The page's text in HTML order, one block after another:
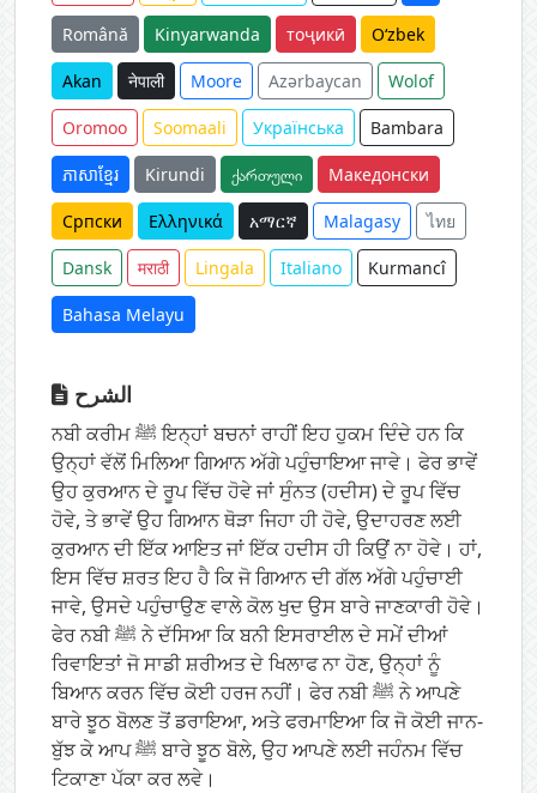
Română Kinyarwanda тоҷикӣ O‘zbek
Akan नेपाली Moore Azərbaycan Wolof
Oromoo Soomaali Українська Bambara
ភាសាខ្មែរ Kirundi ქართული Македонски
Српски Ελληνικά አማርኛ Malagasy ไทย
Dansk मराठी Lingala Italiano Kurmancî
Bahasa Melayu
الشرح
ਨਬੀ ਕਰੀਮ ﷺ ਇਨ੍ਹਾਂ ਬਚਨਾਂ ਰਾਹੀਂ ਇਹ ਹੁਕਮ ਦਿੰਦੇ ਹਨ ਕਿ
ਉਨ੍ਹਾਂ ਵੱਲੋਂ ਮਿਲਿਆ ਗਿਆਨ ਅੱਗੇ ਪਹੁੰਚਾਇਆ ਜਾਵੇ। ਫੇਰ ਭਾਵੇਂ
ਉਹ ਕੁਰਆਨ ਦੇ ਰੂਪ ਵਿੱਚ ਹੋਵੇ ਜਾਂ ਸੁੰਨਤ (ਹਦੀਸ) ਦੇ ਰੂਪ ਵਿੱਚ
ਹੋਵੇ, ਤੇ ਭਾਵੇਂ ਉਹ ਗਿਆਨ ਥੋੜਾ ਜਿਹਾ ਹੀ ਹੋਵੇ, ਉਦਾਹਰਣ ਲਈ
ਕੁਰਆਨ ਦੀ ਇੱਕ ਆਇਤ ਜਾਂ ਇੱਕ ਹਦੀਸ ਹੀ ਕਿਉਂ ਨਾ ਹੋਵੇ। ਹਾਂ,
ਇਸ ਵਿੱਚ ਸ਼ਰਤ ਇਹ ਹੈ ਕਿ ਜੋ ਗਿਆਨ ਦੀ ਗੱਲ ਅੱਗੇ ਪਹੁੰਚਾਈ
ਜਾਵੇ, ਉਸਦੇ ਪਹੁੰਚਾਉਣ ਵਾਲੇ ਕੋਲ ਖੁਦ ਉਸ ਬਾਰੇ ਜਾਣਕਾਰੀ ਹੋਵੇ।
ਫੇਰ ਨਬੀ ﷺ ਨੇ ਦੱਸਿਆ ਕਿ ਬਨੀ ਇਸਰਾਈਲ ਦੇ ਸਮੇਂ ਦੀਆਂ
ਰਿਵਾਇਤਾਂ ਜੋ ਸਾਡੀ ਸ਼ਰੀਅਤ ਦੇ ਖਿਲਾਫ ਨਾ ਹੋਣ, ਉਨ੍ਹਾਂ ਨੂੰ
ਬਿਆਨ ਕਰਨ ਵਿੱਚ ਕੋਈ ਹਰਜ ਨਹੀਂ। ਫੇਰ ਨਬੀ ﷺ ਨੇ ਆਪਣੇ
ਬਾਰੇ ਝੂਠ ਬੋਲਣ ਤੋਂ ਡਰਾਇਆ, ਅਤੇ ਫਰਮਾਇਆ ਕਿ ਜੋ ਕੋਈ ਜਾਨ-
ਬੁੱਝ ਕੇ ਆਪ ﷺ ਬਾਰੇ ਝੂਠ ਬੋਲੇ, ਉਹ ਆਪਣੇ ਲਈ ਜਹੰਨਮ ਵਿੱਚ
ਟਿਕਾਣਾ ਪੱਕਾ ਕਰ ਲਵੇ।